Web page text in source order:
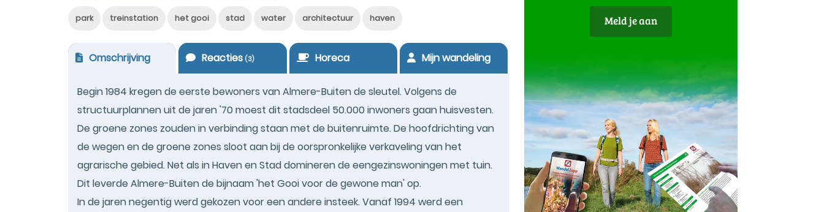
park treinstation het gooi stad water architectuur haven
Omschrijving Reacties(3) Horeca Mijn wandeling
Begin 1984 kregen de eerste bewoners van Almere-Buiten de sleutel. Volgens de
structuurplannen uit de jaren '70 moest dit stadsdeel 50.000 inwoners gaan huisvesten.
De groene zones zouden in verbinding staan met de buitenruimte. De hoofdrichting van
de wegen en de groene zones sloot aan bij de oorspronkelijke verkaveling van het
agrarische gebied. Net als in Haven en Stad domineren de eengezinswoningen met tuin.
Dit leverde Almere-Buiten de bijnaam 'het Gooi voor de gewone man' op.
In de jaren negentig werd gekozen voor een andere insteek. Vanaf 1994 werd een
Meld je aan